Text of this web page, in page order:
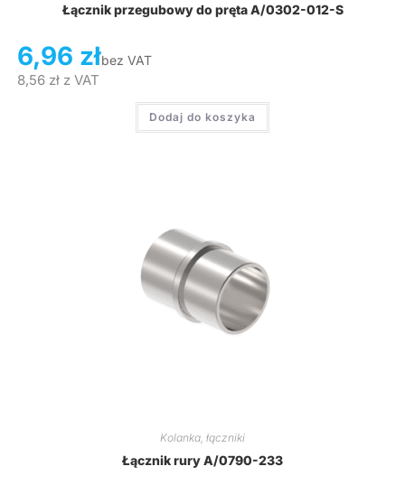
Łącznik przegubowy do pręta A/0302-012-S
6,96 złbez VAT
8,56 złz VAT
Dodaj do koszyka
Kolanka, łączniki
Łącznik rury A/0790-233